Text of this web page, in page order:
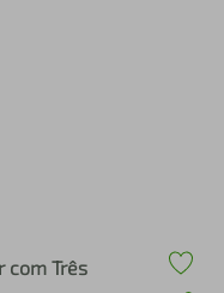
com Três